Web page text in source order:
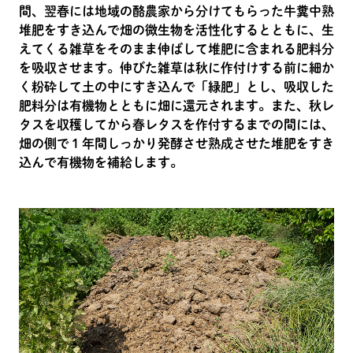
間、翌春には地域の酪農家から分けてもらった牛糞中熟
堆肥をすき込んで畑の微生物を活性化するとともに、生
えてくる雑草をそのまま伸ばして堆肥に含まれる肥料分
を吸収させます。伸びた雑草は秋に作付けする前に細か
く粉砕して土の中にすき込んで「緑肥」とし、吸収した
肥料分は有機物とともに畑に還元されます。また、秋レ
タスを収穫してから春レタスを作付するまでの間には、
畑の側で１年間しっかり発酵させ熟成させた堆肥をすき
込んで有機物を補給します。